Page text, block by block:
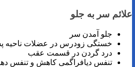
علائم سر به جلو
جلو آمدن سر
خستگی زودرس در عضلات ناحیه
درد گردن در قسمت عقب
تنفس دیافراگمی کاهش و تنفس